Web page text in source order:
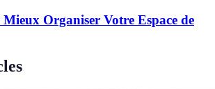
Mieux Organiser Votre Espace de